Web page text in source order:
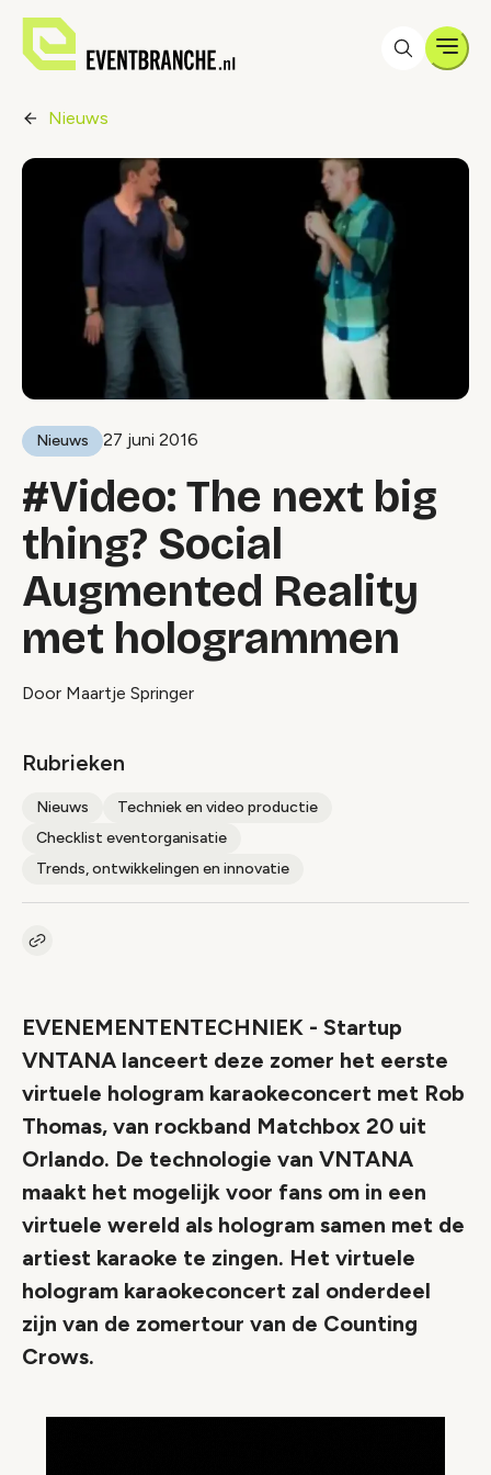
Nieuws
Nieuws 27 juni 2016
#Video: The next big
thing? Social
Augmented Reality
met hologrammen
Door Maartje Springer
Rubrieken
Nieuws
Techniek en video productie
Checklist eventorganisatie
Trends, ontwikkelingen en innovatie
Kopieer link naar artikel
EVENEMENTENTECHNIEK - Startup
VNTANA lanceert deze zomer het eerste
virtuele hologram karaokeconcert met Rob
Thomas, van rockband Matchbox 20 uit
Orlando. De technologie van VNTANA
maakt het mogelijk voor fans om in een
virtuele wereld als hologram samen met de
artiest karaoke te zingen. Het virtuele
hologram karaokeconcert zal onderdeel
zijn van de zomertour van de Counting
Crows.